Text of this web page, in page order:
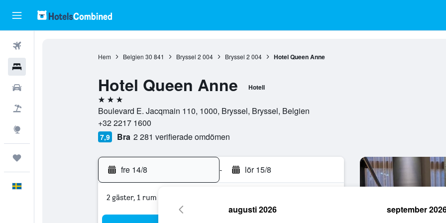
Hem Belgien 30 841 Bryssel 2 004 Bryssel 2 004 Hotel Queen Anne
Hotel Queen Anne Hotell
3 stjärnor
Boulevard E. Jacqmain 110, 1000, Bryssel, Bryssel, Belgien
+32 2217 1600
7,9 Bra 2 281 verifierade omdömen
fre 14/8 - lör 15/8
2 gäster, 1 rum
augusti 2026 september